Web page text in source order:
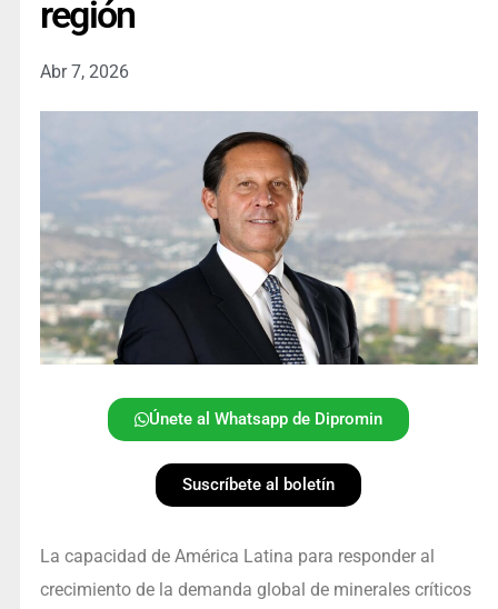
región
Abr 7, 2026
Únete al Whatsapp de Dipromin
Suscríbete al boletín
La capacidad de América Latina para responder al
crecimiento de la demanda global de minerales críticos